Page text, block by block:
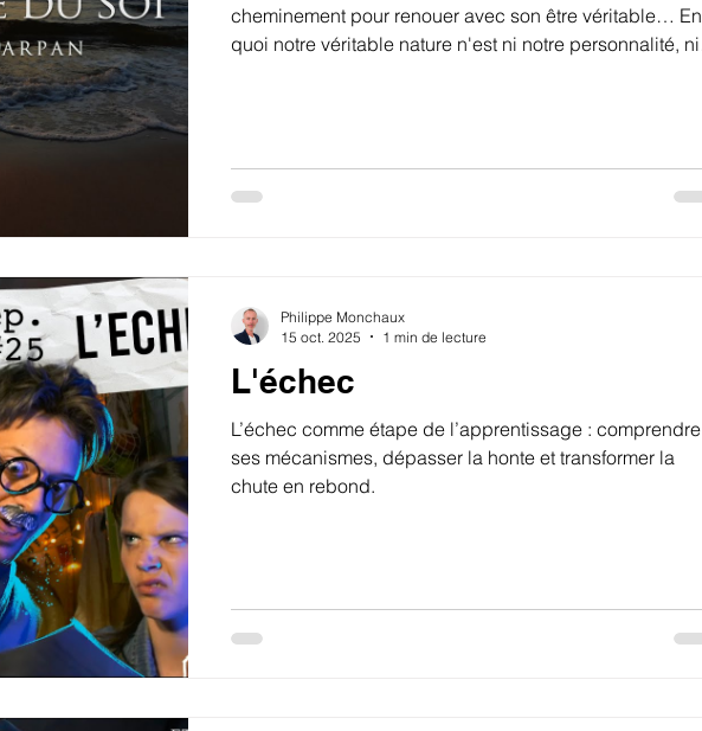
cheminement pour renouer avec son être véritable… En
quoi notre véritable nature n'est ni notre personnalité, ni
L'échec
L’échec comme étape de l’apprentissage : comprendre
ses mécanismes, dépasser la honte et transformer la
chute en rebond.
Philippe Monchaux
15 oct. 2025
1 min de lecture